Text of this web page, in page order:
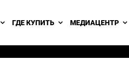
ГДЕ КУПИТЬ МЕДИАЦЕНТР